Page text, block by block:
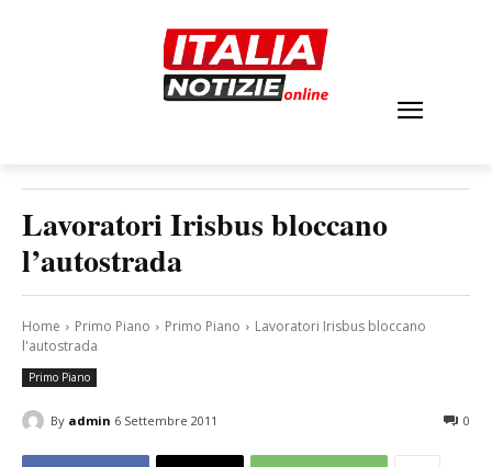
Lavoratori Irisbus bloccano
l’autostrada
Home Primo Piano Primo Piano
Lavoratori Irisbus bloccano
l'autostrada
Primo Piano
By admin 6 Settembre 2011 0